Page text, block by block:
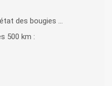
des bougies ...
500 km :